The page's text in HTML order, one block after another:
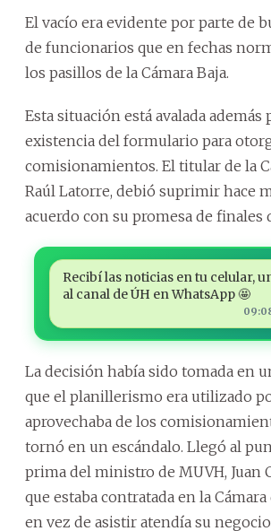
El vacío era evidente por parte de
de funcionarios que en fechas
los pasillos de la Cámara Baja.
Esta situación está avalada además
existencia del formulario para
comisionamientos. El titular de la
Raúl Latorre, debió suprimir hace
acuerdo con su promesa de finales
Recibí las noticias en tu celular,
al canal de ÚH en WhatsApp 🤩
La decisión había sido tomada en
que el planillerismo era utilizado
aprovechaba de los
tornó en un escándalo. Llegó al
prima del ministro de MUVH, Juan
que estaba contratada en la
en vez de asistir atendía su